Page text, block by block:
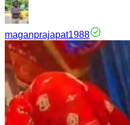
maganprajapat1988